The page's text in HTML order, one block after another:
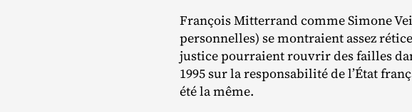
François Mitterrand comme Simone
personnelles) se montraient assez
justice pourraient rouvrir des failles
1995 sur la responsabilité de l’État
été la même.